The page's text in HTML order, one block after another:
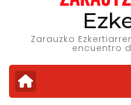
Zarauzko
encuentro